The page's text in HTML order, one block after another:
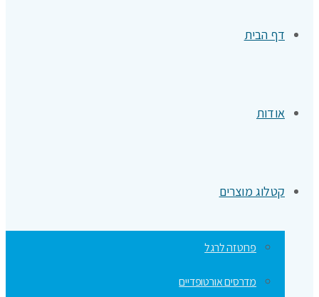
דף הבית
אודות
קטלוג מוצרים
פרוטזה לרגל
מדרסים אורטופדיים